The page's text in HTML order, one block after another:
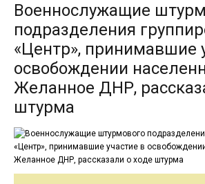
Военнослужащие
подразделения
«Центр», принимавшие
освобождении
Желанное ДНР,
штурма